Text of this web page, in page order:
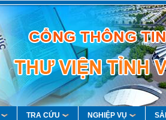
TRA CỨU NGHIỆP VỤ